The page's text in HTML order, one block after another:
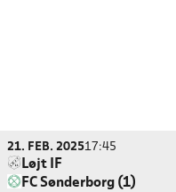
21. FEB. 202517:45
Løjt IF
FC Sønderborg (1)